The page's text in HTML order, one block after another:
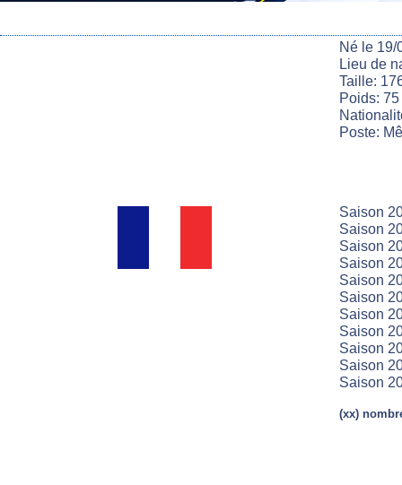
Né le 19/
Lieu de
Taille:
Poids:
Poste:
Saison
Saison
Saison
Saison
Saison
Saison
Saison
Saison
Saison
Saison
Saison
(xx)